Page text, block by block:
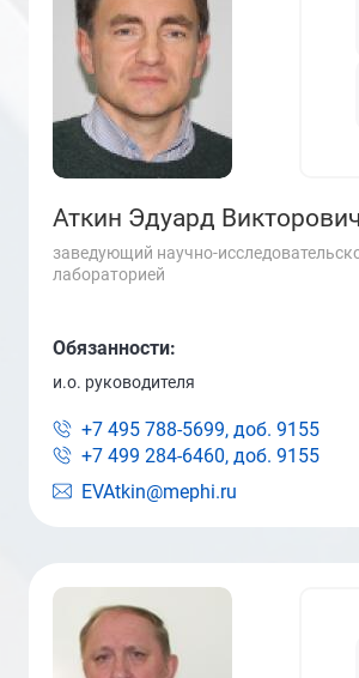
Аткин Эдуард Викторович
заведующий научно-
лабораторией
EVAtkin@mephi.ru
Обязанности:
и.о. руководителя
+7 495 788-5699, доб. 9155
+7 499 284-6460, доб. 9155